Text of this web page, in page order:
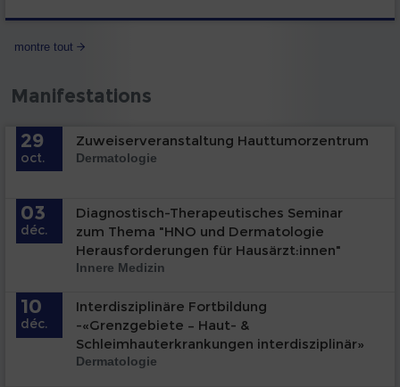
montre tout
Manifestations
29
oct.
Zuweiserveranstaltung Hauttumorzentrum
Dermatologie
03
déc.
Diagnostisch-Therapeutisches Seminar
zum Thema "HNO und Dermatologie
Herausforderungen für Hausärzt:innen"
Innere Medizin
10
déc.
Interdisziplinäre Fortbildung
-«Grenzgebiete – Haut- &
Schleimhauterkrankungen interdisziplinär»
Dermatologie